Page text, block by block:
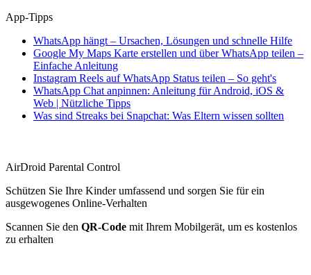
App-Tipps
WhatsApp hängt – Ursachen, Lösungen und schnelle Hilfe
Google My Maps Karte erstellen und über WhatsApp teilen –
Einfache Anleitung
Instagram Reels auf WhatsApp Status teilen – So geht's
WhatsApp Chat anpinnen: Anleitung für Android, iOS &
Web | Nützliche Tipps
Was sind Streaks bei Snapchat: Was Eltern wissen sollten
AirDroid Parental Control
Schützen Sie Ihre Kinder umfassend und sorgen Sie für ein
ausgewogenes Online-Verhalten
Scannen Sie den QR-Code mit Ihrem Mobilgerät, um es kostenlos
zu erhalten